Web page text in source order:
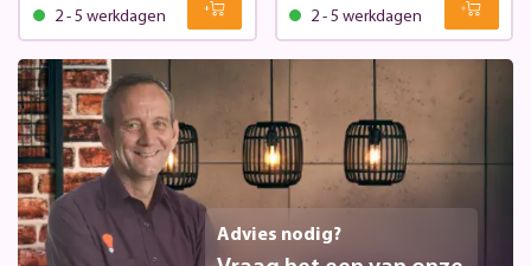
2 - 5 werkdagen 2 - 5 werkdagen
Advies nodig?